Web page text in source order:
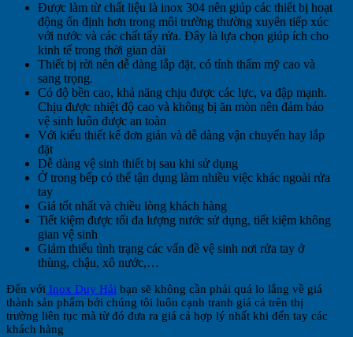
Được làm từ chất liệu là inox 304 nên giúp các thiết bị hoạt
động ổn định hơn trong môi trường thường xuyên tiếp xúc
với nước và các chất tẩy rửa. Đây là lựa chọn giúp ích cho
kinh tế trong thời gian dài
Thiết bị rời nên dễ dàng lắp đặt, có tính thẩm mỹ cao và
sang trọng.
Có độ bền cao, khả năng chịu được các lực, va đập mạnh.
Chịu được nhiệt độ cao và không bị ăn mòn nên đảm bảo
vệ sinh luôn được an toàn
Với kiểu thiết kế đơn giản và dễ dàng vận chuyển hay lắp
đặt
Dễ dàng vệ sinh thiết bị sau khi sử dụng
Ở trong bếp có thể tận dụng làm nhiều việc khác ngoài rửa
tay
Giá tốt nhất và chiều lòng khách hàng
Tiết kiệm được tối đa lượng nước sử dụng, tiết kiệm không
gian vệ sinh
Giảm thiểu tình trạng các vấn đề vệ sinh nơi rửa tay ở
thùng, chậu, xô nước,…
Đến với Inox Duy Hải bạn sẽ không cần phải quá lo lắng về giá
thành sản phẩm bởi chúng tôi luôn cạnh tranh giá cả trên thị
trường liên tục mà từ đó đưa ra giá cả hợp lý nhất khi đến tay các
khách hàng